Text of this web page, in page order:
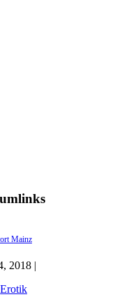
Mainz
2018 |
Erotik